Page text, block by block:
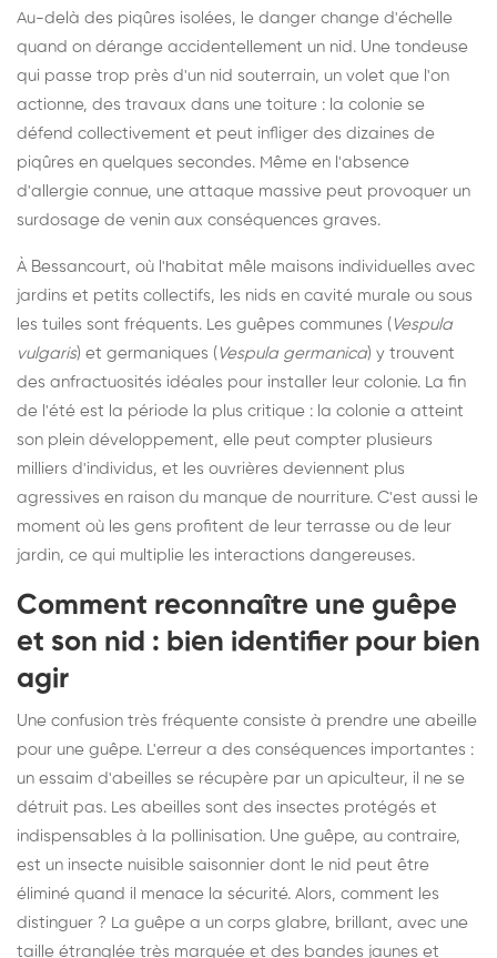
Au-delà des piqûres isolées, le danger change d'échelle
quand on dérange accidentellement un nid. Une tondeuse
qui passe trop près d'un nid souterrain, un volet que l'on
actionne, des travaux dans une toiture : la colonie se
défend collectivement et peut infliger des dizaines de
piqûres en quelques secondes. Même en l'absence
d'allergie connue, une attaque massive peut provoquer un
surdosage de venin aux conséquences graves.
À Bessancourt, où l'habitat mêle maisons individuelles avec
jardins et petits collectifs, les nids en cavité murale ou sous
les tuiles sont fréquents. Les guêpes communes ( Vespula
vulgaris) et germaniques ( Vespula germanica) y trouvent
des anfractuosités idéales pour installer leur colonie. La fin
de l'été est la période la plus critique : la colonie a atteint
son plein développement, elle peut compter plusieurs
milliers d'individus, et les ouvrières deviennent plus
agressives en raison du manque de nourriture. C'est aussi le
moment où les gens profitent de leur terrasse ou de leur
jardin, ce qui multiplie les interactions dangereuses.
Comment reconnaître une guêpe
et son nid : bien identifier pour bien
agir
Une confusion très fréquente consiste à prendre une abeille
pour une guêpe. L'erreur a des conséquences importantes :
un essaim d'abeilles se récupère par un apiculteur, il ne se
détruit pas. Les abeilles sont des insectes protégés et
indispensables à la pollinisation. Une guêpe, au contraire,
est un insecte nuisible saisonnier dont le nid peut être
éliminé quand il menace la sécurité. Alors, comment les
distinguer ? La guêpe a un corps glabre, brillant, avec une
taille étranglée très marquée et des bandes jaunes et